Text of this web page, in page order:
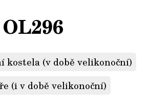
OL296
kostela (v době velikonoční)
(i v době velikonoční)